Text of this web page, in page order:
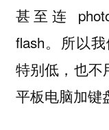
甚至连
flash。所以
特别低，也不
平板电脑加键